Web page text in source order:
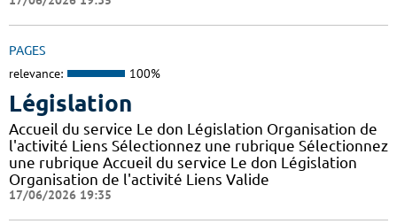
PAGES
relevance: 100%
Législation
Accueil du service Le don Législation Organisation de
l'activité Liens Sélectionnez une rubrique Sélectionnez
une rubrique Accueil du service Le don Législation
Organisation de l'activité Liens Valide
17/06/2026 19:35